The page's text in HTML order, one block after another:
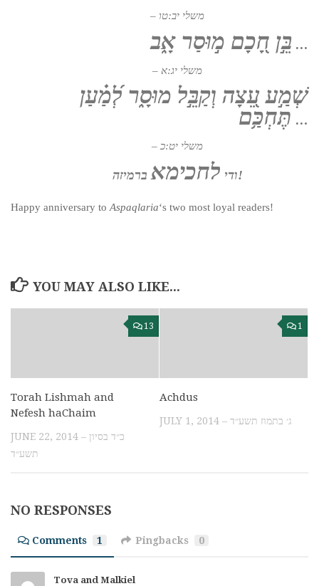
– משלי יב:טו
בֵּ֣ן חָ֭כָם מ֣וּסַר אָ֑ב …
– משלי יג:א
שְׁמַ֣ע עֵ֭צָה וְקַבֵּ֣ל מוּסָ֑ר לְ֝מַ֗עַן
תֶּחְכַּ֥ם …
– משלי יט:כ
ודי לחכימא ברמיזה!
Happy anniversary to Aspaqlaria‘s two most loyal readers!
YOU MAY ALSO LIKE...
13
Torah Lishmah and
Nefesh haChaim
JUNE 22, 2014 – כ״ד בסיון
תשע״ד
1
Achdus
JULY 1, 2014 – ג׳ בתמוז תשע״ד
NO RESPONSES
Comments 1 Pingbacks 0
Tova and Malkiel